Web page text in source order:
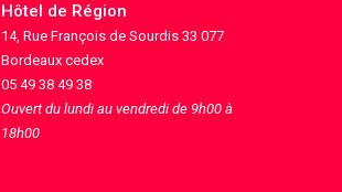
Hôtel de Région
14, Rue François de Sourdis 33 077
Bordeaux cedex
05 49 38 49 38
Ouvert du lundi au vendredi de 9h00 à
18h00